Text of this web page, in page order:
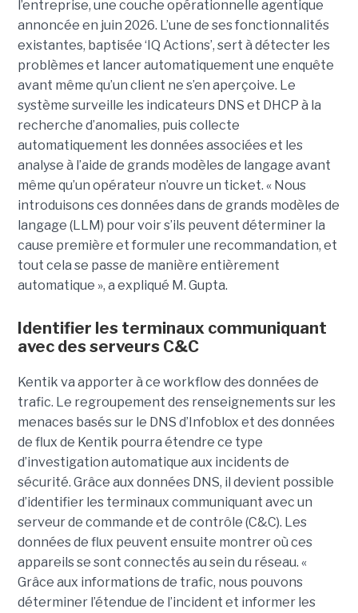
l’entreprise, une couche opérationnelle agentique
annoncée en juin 2026. L’une de ses fonctionnalités
existantes, baptisée ‘IQ Actions’, sert à détecter les
problèmes et lancer automatiquement une enquête
avant même qu’un client ne s’en aperçoive. Le
système surveille les indicateurs DNS et DHCP à la
recherche d’anomalies, puis collecte
automatiquement les données associées et les
analyse à l’aide de grands modèles de langage avant
même qu’un opérateur n’ouvre un ticket. « Nous
introduisons ces données dans de grands modèles de
langage (LLM) pour voir s’ils peuvent déterminer la
cause première et formuler une recommandation, et
tout cela se passe de manière entièrement
automatique », a expliqué M. Gupta.
Identifier les terminaux communiquant
avec des serveurs C&C
Kentik va apporter à ce workflow des données de
trafic. Le regroupement des renseignements sur les
menaces basés sur le DNS d’Infoblox et des données
de flux de Kentik pourra étendre ce type
d’investigation automatique aux incidents de
sécurité. Grâce aux données DNS, il devient possible
d’identifier les terminaux communiquant avec un
serveur de commande et de contrôle (C&C). Les
données de flux peuvent ensuite montrer où ces
appareils se sont connectés au sein du réseau. «
Grâce aux informations de trafic, nous pouvons
déterminer l’étendue de l’incident et informer les